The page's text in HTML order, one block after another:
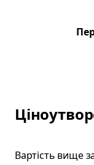
Вартість вище